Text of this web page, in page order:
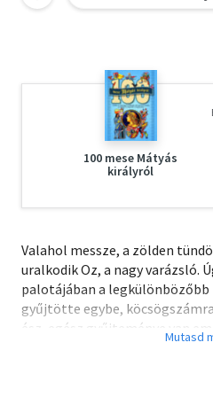
100 mese Mátyás
királyról
Valahol messze, a zölden
uralkodik Oz, a nagy varázsló.
palotájában a legkülönbözőbb
gyűjtötte egybe,
ész, egész gyűjteménye van
varázshatalma akkora, hogy a